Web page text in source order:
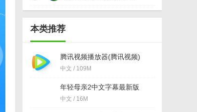
本类推荐
腾讯视频播放器(腾讯视频)
v10.22.4493 最新版
中文 / 109M
年轻母亲2中文字幕最新版
中文 / 16M